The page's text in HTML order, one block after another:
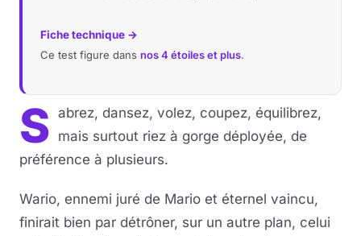
Fiche technique →
Ce test figure dans nos 4 étoiles et plus.
S abrez, dansez, volez, coupez, équilibrez,
mais surtout riez à gorge déployée, de
préférence à plusieurs.
Wario, ennemi juré de Mario et éternel vaincu,
finirait bien par détrôner, sur un autre plan, celui